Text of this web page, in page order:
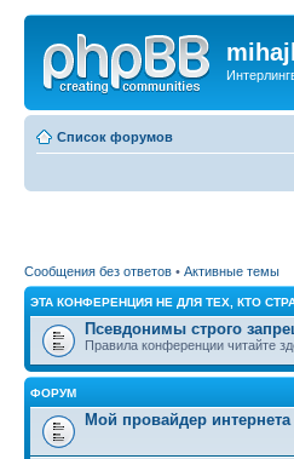
Список форумов
Сообщения без ответов • Активные темы
ЭТА КОНФЕРЕНЦИЯ НЕ ДЛЯ ТЕХ, КТО
Псевдонимы строго
Правила конференции читайте
ФОРУМ
Мой провайдер